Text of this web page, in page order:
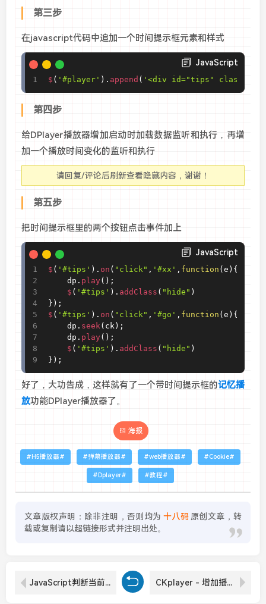
第三步
在javascript代码中追加一个时间提示框元素和样式
JavaScript
$ ( '#player' ) . append ( '<div id="tips"
第四步
给DPlayer播放器增加启动时加载数据监听和执行，再增
加一个播放时间变化的监听和执行
请回复/评论后刷新查看隐藏内容，谢谢！
第五步
把时间提示框里的两个按钮点击事件加上
JavaScript
$ ( '#tips' ) . on ( "click" , '#xx' , function ( e ) {
	dp
. play( ) ;
$ ( '#tips' ) . addClass ( "hide" )
} ) ;
$ ( '#tips' ) . on ( "click" , '#go' , function ( e ) {
	dp
. seek( ck ) ;
	dp
. play( ) ;
$ ( '#tips' ) . addClass ( "hide" )
} ) ;
好了，大功告成，这样就有了一个带时间提示框的记忆播
放功能DPlayer播放器了。
海报
H5播放器 弹幕播放器 web播放器 Cookie
Dplayer 教程
文章版权声明：除非注明，否则均为 十八码 原创文章，转
载或复制请以超链接形式并注明出处。
JavaScript判断当前页面是否存在父页面或子页面 CKplayer - 增加播放前的贴片广告功能，带倒计时可自由关闭